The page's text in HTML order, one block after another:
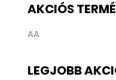
AKCIÓS
AA
LEGJOBB